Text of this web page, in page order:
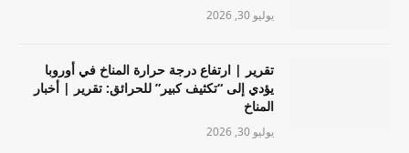
يوليو 30, 2026
تقرير | ارتفاع درجة حرارة المناخ في أوروبا
يؤدي إلى “تكثيف كبير” للحرائق: تقرير | أخبار
المناخ
يوليو 30, 2026